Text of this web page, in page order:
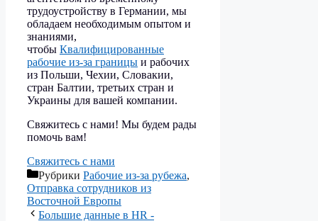
трудоустройству в Германии, мы
обладаем необходимым опытом и
знаниями,
чтобы Квалифицированные
рабочие из-за границы и рабочих
из Польши, Чехии, Словакии,
стран Балтии, третьих стран и
Украины для вашей компании.
Свяжитесь с нами! Мы будем рады
помочь вам!
Свяжитесь с нами
Рубрики Рабочие из-за рубежа,
Отправка сотрудников из
Восточной Европы
Большие данные в HR -